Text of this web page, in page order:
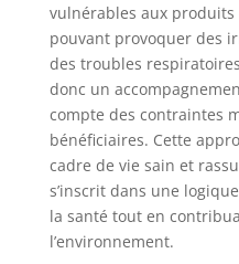
vulnérables aux
pouvant provoquer des
des troubles
donc un
compte des contraintes
bénéficiaires. Cette
cadre de vie sain et
s’inscrit dans une
la santé tout en
l’environnement.